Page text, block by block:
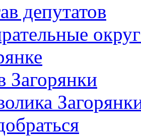
депутатов
Загорянки